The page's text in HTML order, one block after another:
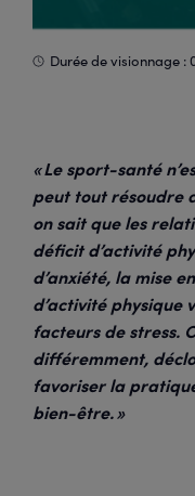
Durée de visionnage :
« Le sport-santé
peut tout résoudre
on sait que les
déficit d’activité
d’anxiété, la mise
d’activité physique
facteurs de stress.
différemment,
favoriser la
bien-être. »